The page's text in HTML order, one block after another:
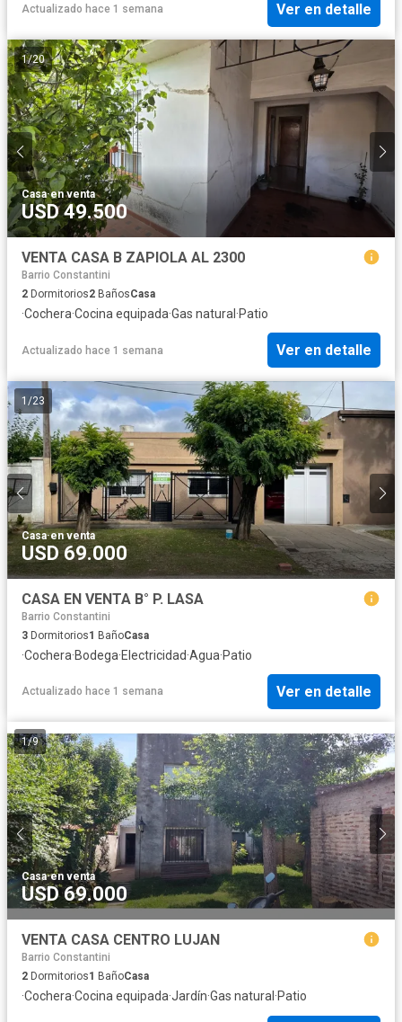
Actualizado hace 1 semana Ver en detalle
1/20
Casa·en venta
USD 49.500
VENTA CASA B ZAPIOLA AL 2300
Barrio Constantini
2 Dormitorios2 BañosCasa
·Cochera·Cocina equipada·Gas natural ·Patio
Actualizado hace 1 semana Ver en detalle
1 /23
Casa·en venta
USD 69.000
CASA EN VENTA B° P. LASA
Barrio Constantini
3 Dormitorios1 BañoCasa
·Cochera·Bodega·Electricidad·Agua·Patio
Actualizado hace 1 semana Ver en detalle
1/9
Casa·en venta
USD 69.000
VENTA CASA CENTRO LUJAN
Barrio Constantini
2 Dormitorios1 BañoCasa
·Cochera·Cocina equipada·Jardín·Gas natural ·Patio